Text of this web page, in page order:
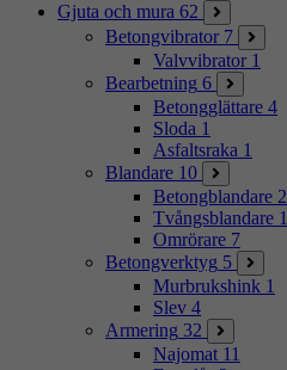
Gjuta och mura 62
Betongvibrator 7
Valvvibrator 1
Bearbetning 6
Betongglättare 4
Sloda 1
Asfaltsraka 1
Blandare 10
Betongblandare 2
Tvångsblandare 1
Omrörare 7
Betongverktyg 5
Murbrukshink 1
Slev 4
Armering 32
Najomat 11